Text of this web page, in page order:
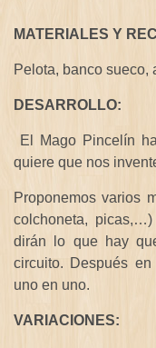
MATERIALES Y
Pelota, banco
DESARROLLO:
El Mago Pincelín
quiere que nos
Proponemos varios
colchoneta,
dirán lo que hay
circuito. Después
uno en uno.
VARIACIONES: